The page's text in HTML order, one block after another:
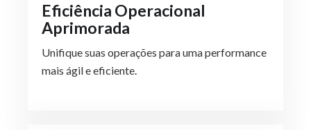
Eficiência Operacional
Aprimorada
Unifique suas operações para uma performance
mais ágil e eficiente.